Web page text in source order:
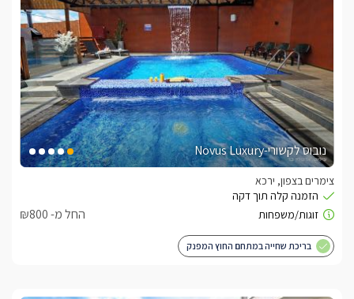
נובוס לקשורי-Novus Luxury
צימרים בצפון, ירכא
החל מ- ₪800
בריכת שחייה במתחם החוץ המפנק